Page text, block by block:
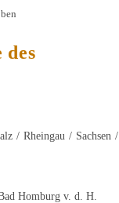
des
/ Rheingau / Sachsen /
Homburg v. d. H.